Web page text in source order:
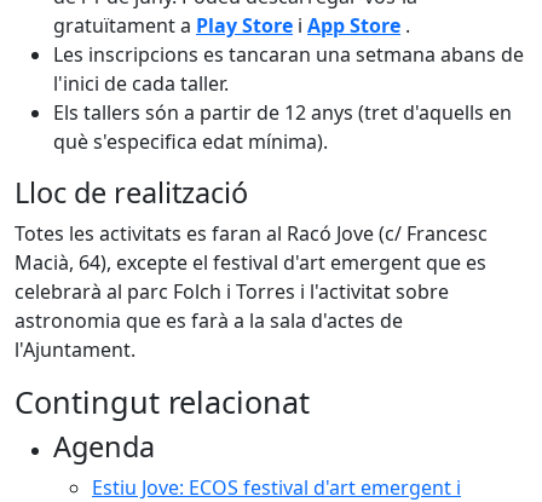
gratuïtament a Play Store i App Store .
Les inscripcions es tancaran una setmana abans de
l'inici de cada taller.
Els tallers són a partir de 12 anys (tret d'aquells en
què s'especifica edat mínima).
Lloc de realització
Totes les activitats es faran al Racó Jove (c/ Francesc
Macià, 64), excepte el festival d'art emergent que es
celebrarà al parc Folch i Torres i l'activitat sobre
astronomia que es farà a la sala d'actes de
l'Ajuntament.
Contingut relacionat
Agenda
Estiu Jove: ECOS festival d'art emergent i